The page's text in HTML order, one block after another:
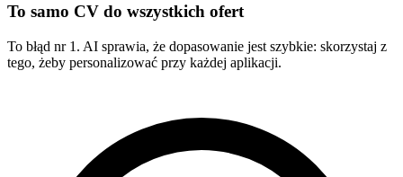
To samo CV do wszystkich ofert
To błąd nr 1. AI sprawia, że dopasowanie jest szybkie: skorzystaj z
tego, żeby personalizować przy każdej aplikacji.